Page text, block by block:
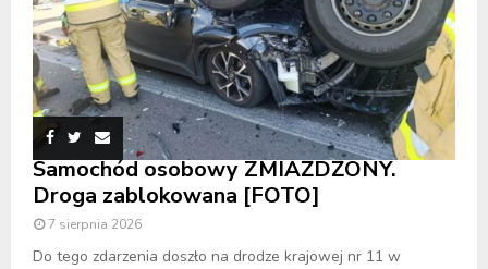
Samochód osobowy ZMIAŻDŻONY.
Droga zablokowana [FOTO]
7 sierpnia 2026
Do tego zdarzenia doszło na drodze krajowej nr 11 w